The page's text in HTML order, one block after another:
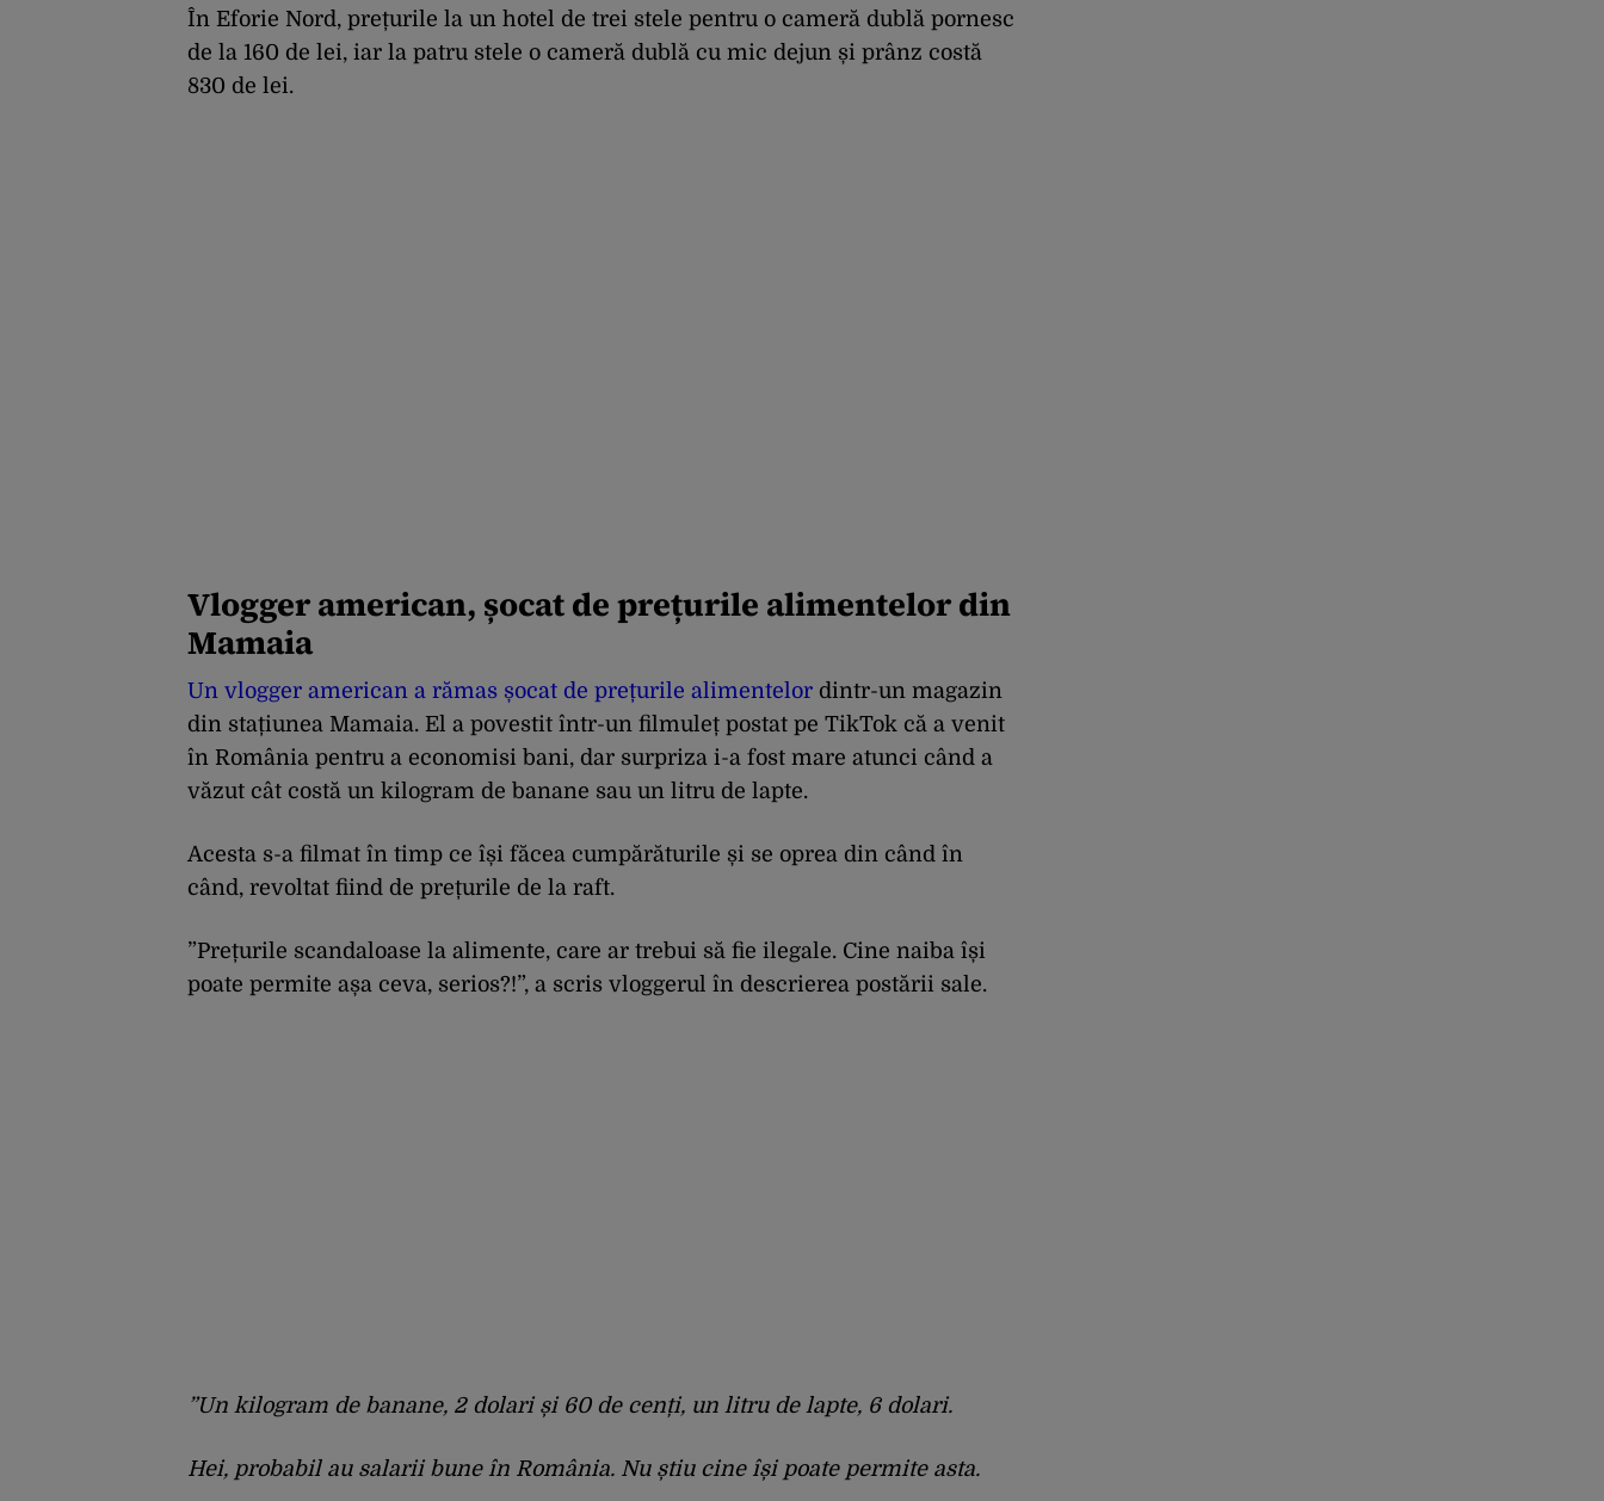
În Eforie Nord, prețurile la un hotel de trei stele pentru o cameră dublă pornesc
de la 160 de lei, iar la patru stele o cameră dublă cu mic dejun și prânz costă
830 de lei.
Vlogger american, șocat de prețurile alimentelor din
Mamaia
Un vlogger american a rămas șocat de prețurile alimentelor dintr-un magazin
din stațiunea Mamaia. El a povestit într-un filmuleț postat pe TikTok că a venit
în România pentru a economisi bani, dar surpriza i-a fost mare atunci când a
văzut cât costă un kilogram de banane sau un litru de lapte.
Acesta s-a filmat în timp ce își făcea cumpărăturile și se oprea din când în
când, revoltat fiind de prețurile de la raft.
”Prețurile scandaloase la alimente, care ar trebui să fie ilegale. Cine naiba își
poate permite așa ceva, serios?!”, a scris vloggerul în descrierea postării sale.
”Un kilogram de banane, 2 dolari și 60 de cenți, un litru de lapte, 6 dolari.
Hei, probabil au salarii bune în România. Nu știu cine își poate permite asta.